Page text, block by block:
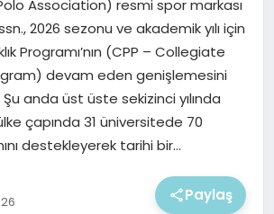
Association) resmi spor markası
2026 sezonu ve akademik yılı için
Programı’nın (CPP – Collegiate
devam eden genişlemesini
anda üst üste sekizinci yılında
çapında 31 üniversitede 70
destekleyerek tarihi bir…
Paylaş